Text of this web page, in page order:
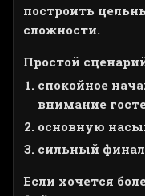
построить
сложности.
Простой
спокойное
внимание
основную
сильный
Если хочется